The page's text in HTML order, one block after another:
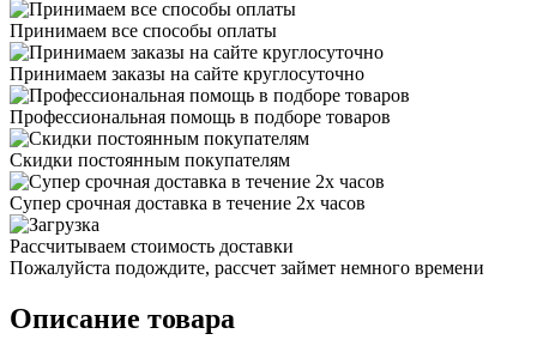
Принимаем все способы оплаты
Принимаем заказы на сайте круглосуточно
Профессиональная помощь в подборе товаров
Скидки постоянным покупателям
Супер срочная доставка в течение 2х часов
Рассчитываем стоимость доставки
Пожалуйста подождите, рассчет займет немного времени
Описание товара